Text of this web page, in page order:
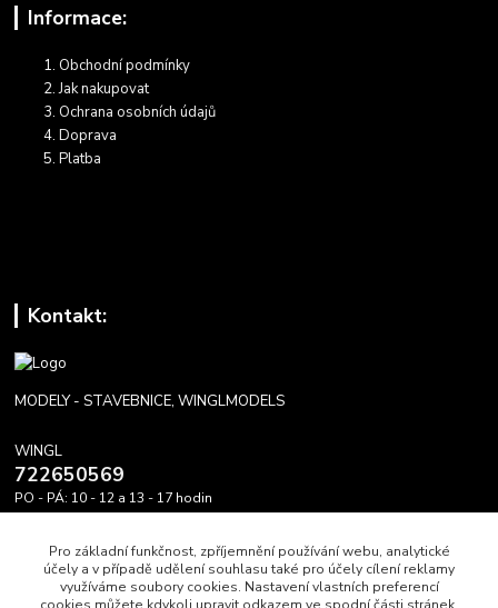
Informace:
Obchodní podmínky
Jak nakupovat
Ochrana osobních údajů
Doprava
Platba
Kontakt:
MODELY - STAVEBNICE, WINGLMODELS
WINGL
722650569
PO - PÁ: 10 - 12 a 13 - 17 hodin
Pro základní funkčnost, zpříjemnění používání webu, analytické
účely a v případě udělení souhlasu také pro účely cílení reklamy
využíváme soubory cookies. Nastavení vlastních preferencí